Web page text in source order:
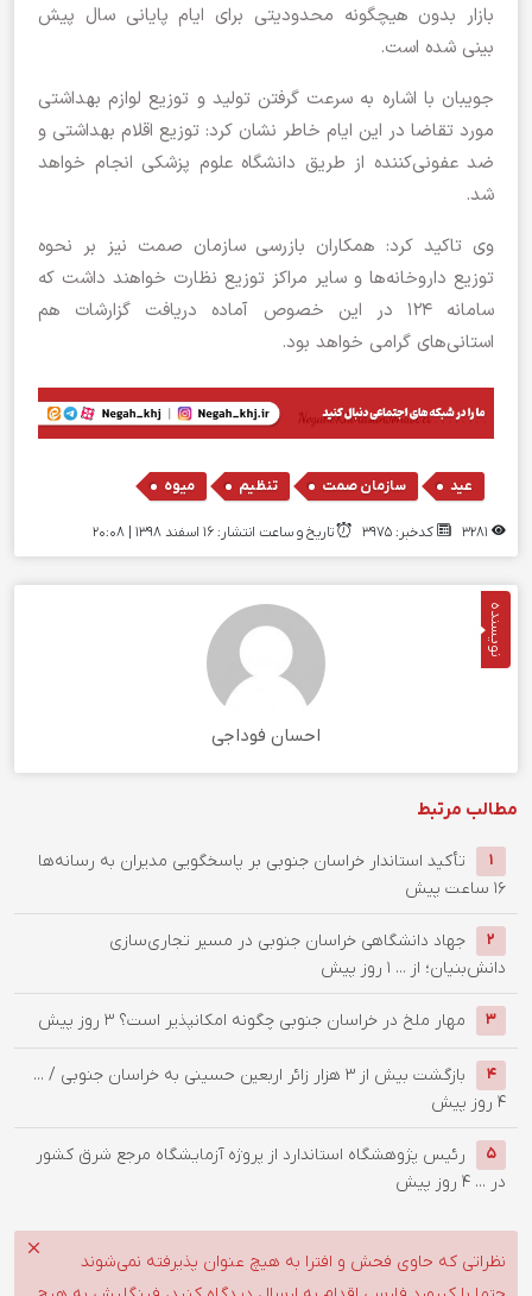
بازار بدون هیچگونه محدودیتی برای ایام پایانی سال پیش
بینی شده است.
جویبان با اشاره به سرعت گرفتن تولید و توزیع لوازم بهداشتی
مورد تقاضا در این ایام خاطر نشان کرد: توزیع اقلام بهداشتی و
ضد عفونی‌کننده از طریق دانشگاه علوم پزشکی انجام خواهد
شد.
وی تاکید کرد: همکاران بازرسی سازمان صمت نیز بر نحوه
توزیع داروخانه‌ها و سایر مراکز توزیع نظارت خواهند داشت که
سامانه 124 در این خصوص آماده دریافت گزارشات هم
استانی‌های گرامی خواهد بود.
عید , سازمان صمت , تنظیم , میوه
کدخبر: 3975 تاریخ و ساعت انتشار: ۱۶ اسفند ۱۳۹۸ | 20:08
نویسنده
احسان فوداجی
مطالب مرتبط
1
تأکید استاندار خراسان جنوبی بر پاسخگویی مدیران به رسانه‌ها
16 ساعت پیش
2
جهاد دانشگاهی خراسان جنوبی در مسیر تجاری‌سازی
دانش‌بنیان؛ از ... 1 روز پیش
3 ‌مهار ملخ در خراسان جنوبی چگونه امکانپذیر است؟ 3 روز پیش
4
بازگشت بیش از ۳ هزار زائر اربعین حسینی به خراسان جنوبی / ...
4 روز پیش
5
رئیس پژوهشگاه استاندارد از پروژه آزمایشگاه مرجع شرق کشور
در ... 4 روز پیش
نظراتی که حاوی فحش و افترا به هیچ عنوان پذیرفته نمی‌شوند